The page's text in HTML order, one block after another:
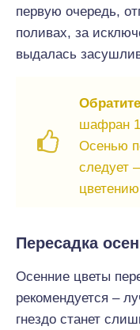
первую очередь,
поливах, за
выдалась
шафран 1
Осенью
следует
Пересадка
Осенние цветы
рекомендуется –
гнездо станет